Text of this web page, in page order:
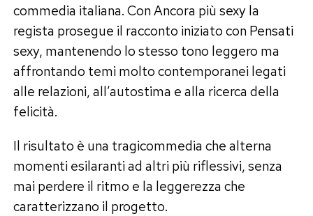
commedia italiana. Con Ancora più sexy la
regista prosegue il racconto iniziato con Pensati
sexy, mantenendo lo stesso tono leggero ma
affrontando temi molto contemporanei legati
alle relazioni, all’autostima e alla ricerca della
felicità.
Il risultato è una tragicommedia che alterna
momenti esilaranti ad altri più riflessivi, senza
mai perdere il ritmo e la leggerezza che
caratterizzano il progetto.